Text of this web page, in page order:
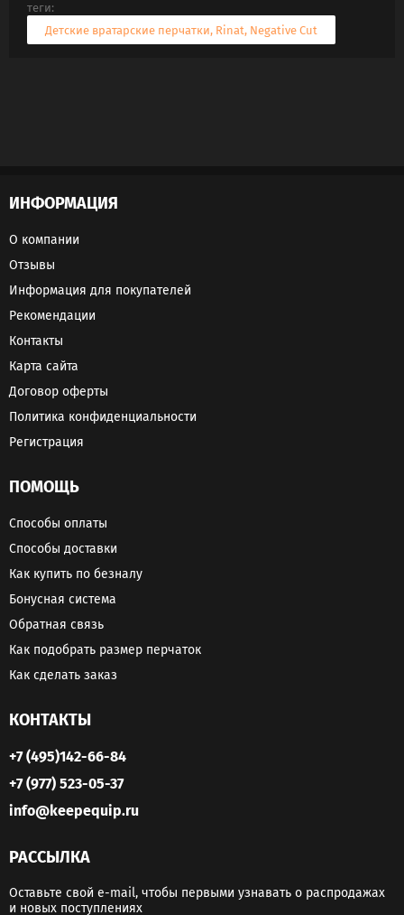
теги:
Детские вратарские перчатки, Rinat, Negative Cut
ИНФОРМАЦИЯ
О компании
Отзывы
Информация для покупателей
Рекомендации
Контакты
Карта сайта
Договор оферты
Политика конфиденциальности
Регистрация
ПОМОЩЬ
Способы оплаты
Способы доставки
Как купить по безналу
Бонусная система
Обратная связь
Как подобрать размер перчаток
Как сделать заказ
КОНТАКТЫ
+7 (495)142-66-84
+7 (977) 523-05-37
info@keepequip.ru
РАССЫЛКА
Оставьте свой e-mail, чтобы первыми узнавать о распродажах
и новых поступлениях